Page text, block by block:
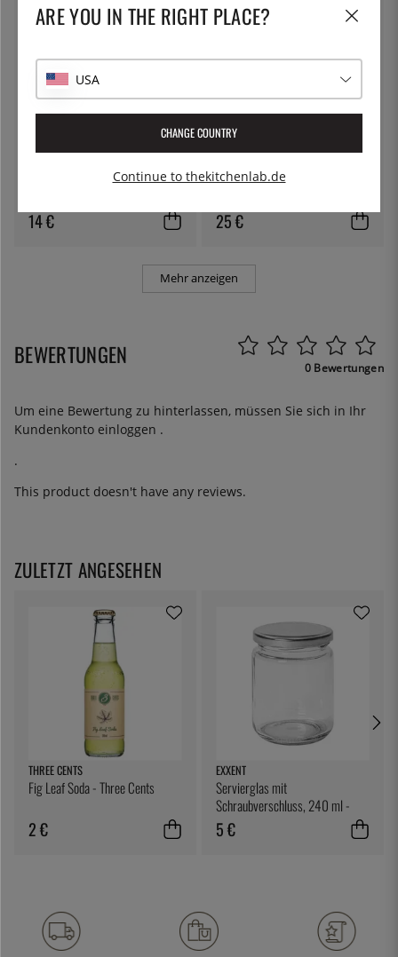
Notebook, Schwarz - BBM
14 €
Drehbarer Kuchenteller, einfach -
25 €
Mehr anzeigen
BEWERTUNGEN 0 Bewertungen
Um eine Bewertung zu hinterlassen, müssen Sie sich in Ihr
Kundenkonto einloggen .
.
This product doesn't have any reviews.
ZULETZT ANGESEHEN
THREE CENTS
Fig Leaf Soda - Three Cents
2 €
EXXENT
Servierglas mit
Schraubverschluss, 240 ml -
Exxent
5 €
ARE YOU IN THE RIGHT PLACE?
USA
CHANGE COUNTRY
Continue to thekitchenlab.de